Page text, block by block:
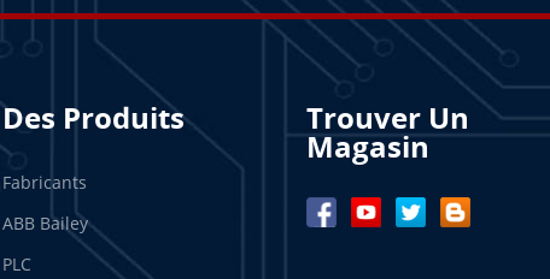
Des Produits
Fabricants
ABB Bailey
PLC
Trouver Un
Magasin